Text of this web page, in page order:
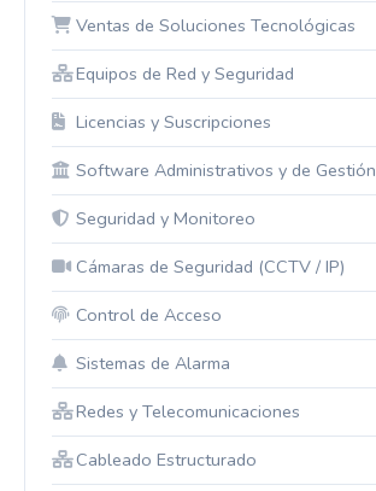
Ventas de Soluciones Tecnológicas
Equipos de Red y Seguridad
Licencias y Suscripciones
Software Administrativos y de Gestión
Seguridad y Monitoreo
Cámaras de Seguridad (CCTV / IP)
Control de Acceso
Sistemas de Alarma
Redes y Telecomunicaciones
Cableado Estructurado